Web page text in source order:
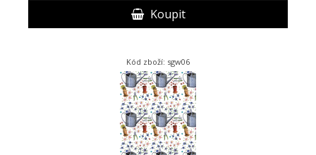
Koupit
Kód zboží: sgw06